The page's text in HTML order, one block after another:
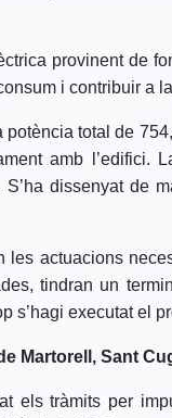
provinent de
i contribuir a
total de
amb l’edifici.
dissenyat de
actuacions
tindran un
s’hagi executat el
Martorell, Sant
els tràmits per